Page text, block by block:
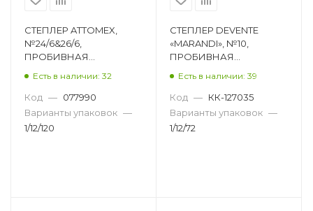
СТЕПЛЕР ATTOMEX,
№24/6&26/6,
ПРОБИВНАЯ
4142700
Есть в наличии: 32
Код — 077990
Варианты упаковок —
1/12/120
СТЕПЛЕР DEVENTE
«MARANDI», №10,
ПРОБИВНАЯ
4142206
Есть в наличии: 39
Код — КК-127035
Варианты упаковок —
1/12/72